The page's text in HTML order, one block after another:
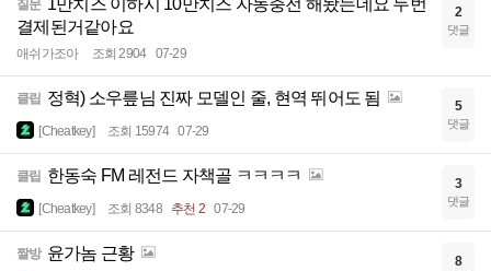
질문 1만치즈 이하시 10만치즈 자동충전 해놨는데요 두번
결제된거같아요
애쉬가조아 조회 2904 07-29
2
댓글
클립 정혁) 소우릎님 진짜 모델인 줄, 현역 뛰어도 됨
[Cheatkey] 조회 15974 07-29
5
댓글
클립 한동숙 FM 레전드 자책골 ㅋㅋㅋㅋ
[Cheatkey] 조회 8348 추천 2 07-29
3
댓글
짤방 윤가놈 근황 8